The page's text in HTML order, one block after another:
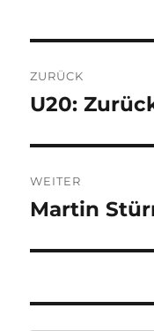
ZURÜCK
Vorheriger
U20:
WEITER
Nächster
Martin